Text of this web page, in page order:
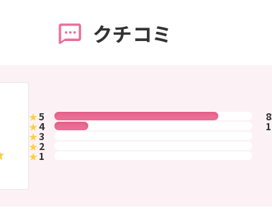
クチコミ
★5
★4
★3
★2
★1